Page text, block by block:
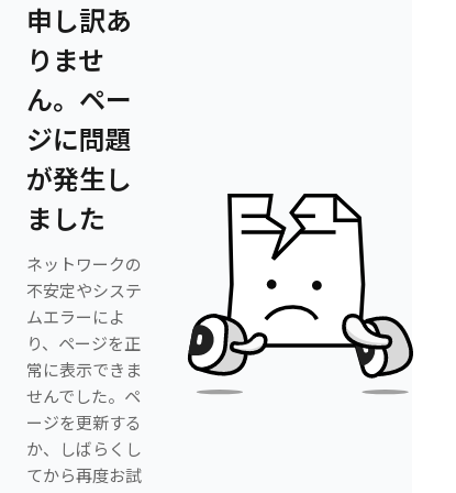
申し訳あ
りませ
ん。ペー
ジに問題
が発生し
ました
ネットワークの
不安定やシステ
ムエラーによ
り、ページを正
常に表示できま
せんでした。ペ
ージを更新する
か、しばらくし
てから再度お試